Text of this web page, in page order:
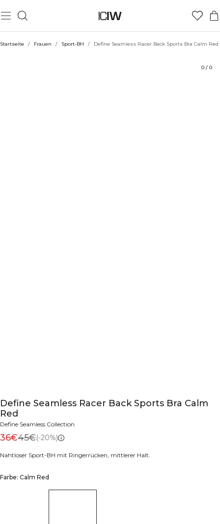
Startseite / Frauen / Sport-BH / Define Seamless Racer Back Sports Bra Calm Red
0 / 0
Define Seamless Racer Back Sports Bra Calm
Red
Define Seamless Collection
36€45€(-20%)
Nahtloser Sport-BH mit Ringerrücken, mittlerer Halt.
Farbe: Calm Red